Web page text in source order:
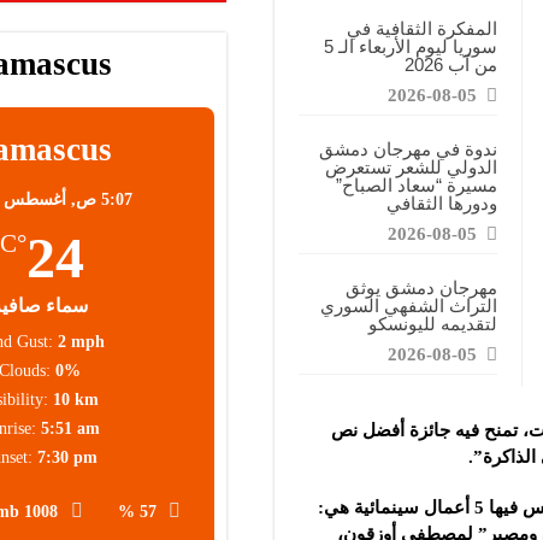
الصناعات البلاستيكية السورية
في دعم الصناعة السورية وتعزيز حضور المنتجات المحلية
المفكرة الثقافية في
سوريا ليوم الأربعاء الـ 5
من آب 2026
2026-08-05
ندوة في مهرجان دمشق
الدولي للشعر تستعرض
مسيرة “سعاد الصباح”
ودورها الثقافي
2026-08-05
مهرجان دمشق يوثق
التراث الشفهي السوري
لتقديمه لليونسكو
2026-08-05
تمنح فيه جائزة أفضل نص
كما سيجري إطلاق جائزة “الخلخال الذهبي” لأحسن فيلم طويل تتنافس فيها 5 أعمال سينمائية هي:
ومصير” لمصطفى أوزقون،
5:07 ص, أغسطس 7, 2026
24
°C
سماء
57 %
1008 mb
Gust: 2 mph
Clouds: 0%
10 km
5:51 am
7:30 pm